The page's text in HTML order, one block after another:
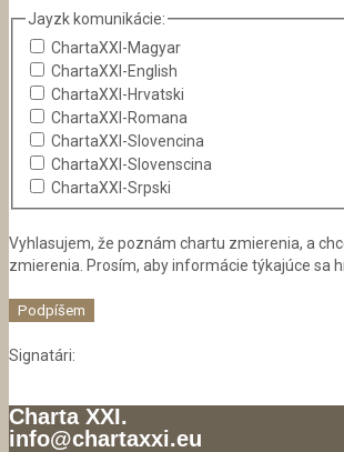
Jayzk komunikácie:
ChartaXXI-Magyar
ChartaXXI-English
ChartaXXI-Hrvatski
ChartaXXI-Romana
ChartaXXI-Slovencina
ChartaXXI-Slovenscina
ChartaXXI-Srpski
Vyhlasujem, že poznám chartu zmierenia, a
zmierenia. Prosím, aby informácie týkajúce sa
Signatári:
Charta XXI.
info@chartaxxi.eu